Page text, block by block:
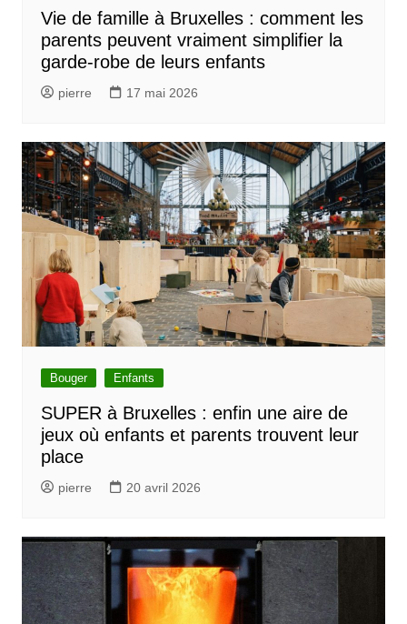
Vie de famille à Bruxelles : comment les
parents peuvent vraiment simplifier la
garde-robe de leurs enfants
pierre 17 mai 2026
Bouger Enfants
SUPER à Bruxelles : enfin une aire de
jeux où enfants et parents trouvent leur
place
pierre 20 avril 2026